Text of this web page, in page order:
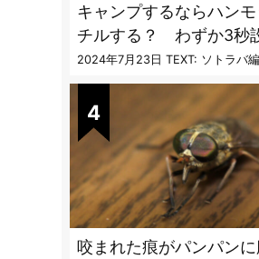
キャンプするならハン
チルする？ わずか3秒
格派ハンモックスタンド
的過ぎる
2024年7月23日 TEXT: ソトラバ
咬まれた痕がパンパンに